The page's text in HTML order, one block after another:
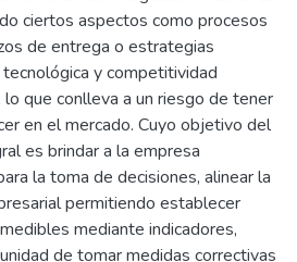
ciertos aspectos como procesos
de entrega o estrategias
y competitividad
lo que conlleva a un riesgo de tener
en el mercado. Cuyo objetivo del
es brindar a la empresa
la toma de decisiones, alinear la
permitiendo establecer
mediante indicadores,
de tomar medidas correctivas